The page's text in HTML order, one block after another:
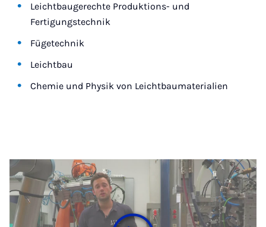
Leichtbaugerechte Produktions- und
Fertigungstechnik
Fügetechnik
Leichtbau
Chemie und Physik von Leichtbaumaterialien